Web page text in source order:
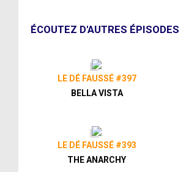
ÉCOUTEZ D'AUTRES ÉPISODES
LE DÉ FAUSSÉ #397
BELLA VISTA
LE DÉ FAUSSÉ #393
THE ANARCHY